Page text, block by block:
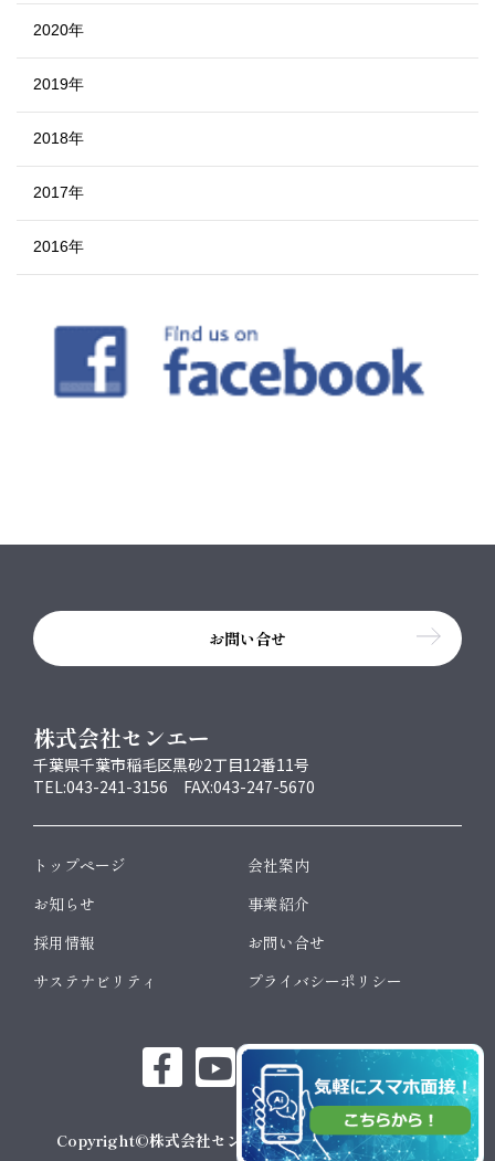
2020年
2019年
2018年
2017年
2016年
お問い合せ
株式会社センエー
千葉県千葉市稲毛区黒砂2丁目12番11号
TEL:043-241-3156 FAX:043-247-5670
トップページ
会社案内
お知らせ
事業紹介
採用情報
お問い合せ
サステナビリティ
プライバシーポリシー
Copyright©株式会社センエー All Rights Reserved.